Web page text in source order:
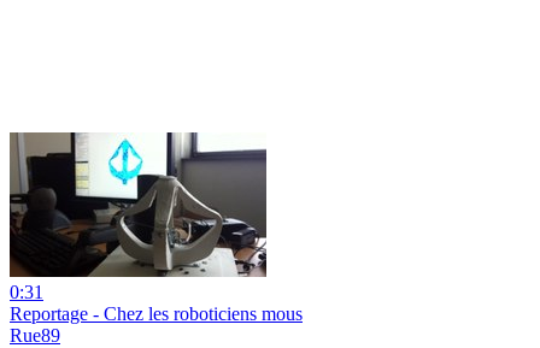
0:31
Reportage - Chez les roboticiens mous
Rue89